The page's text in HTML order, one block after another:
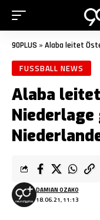
90PLUS » Alaba leitet
FUSSBALL NEWS
Alaba
Niederlage
18.06.21, 11:13
DAMIAN OZAKO